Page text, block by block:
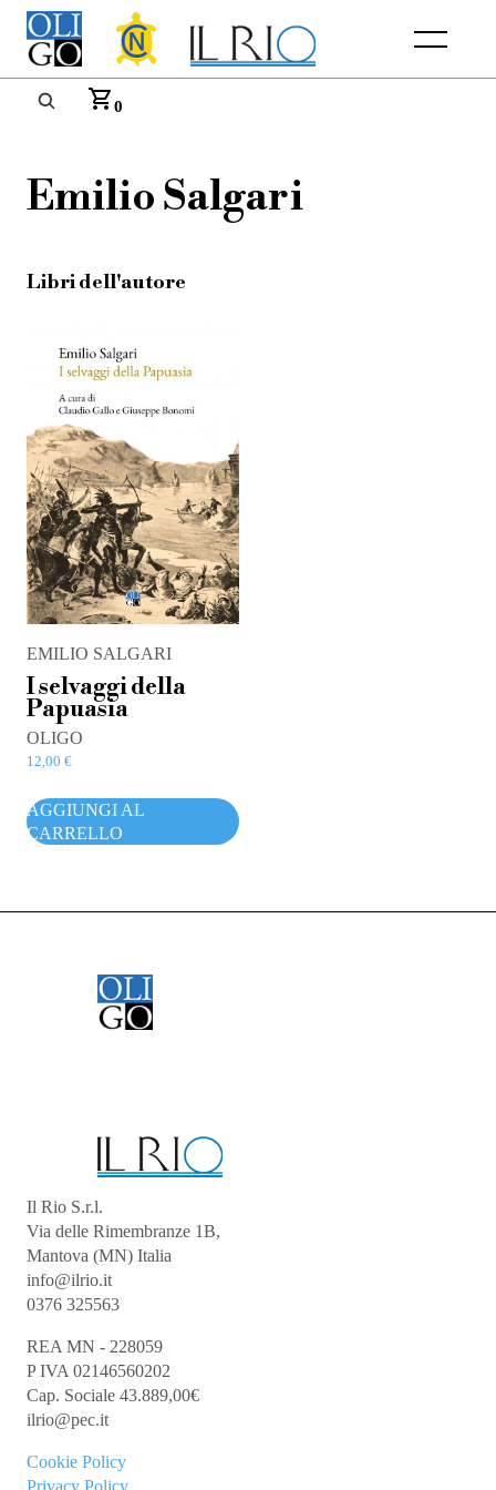
Menu
0
Emilio Salgari
Libri dell'autore
EMILIO SALGARI
I selvaggi della
Papuasia
OLIGO
12,00 €
AGGIUNGI AL
CARRELLO
Il Rio S.r.l.
Via delle Rimembranze 1B,
Mantova (MN) Italia
info@ilrio.it
0376 325563
REA MN - 228059
P IVA 02146560202
Cap. Sociale 43.889,00€
ilrio@pec.it
Cookie Policy